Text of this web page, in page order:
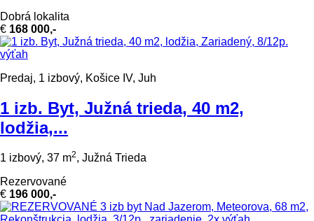
Dobrá lokalita
€ 168 000,-
Predaj, 1 izbový, Košice IV, Juh
1 izb. Byt, Južná trieda, 40 m2,
lodžia,...
1 izbový, 37 m2, Južná Trieda
Rezervované
€ 196 000,-